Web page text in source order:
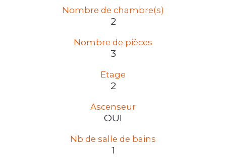
Nombre de chambre(s)
2
Nombre de pièces
3
Etage
2
Ascenseur
OUI
Nb de salle de bains
1